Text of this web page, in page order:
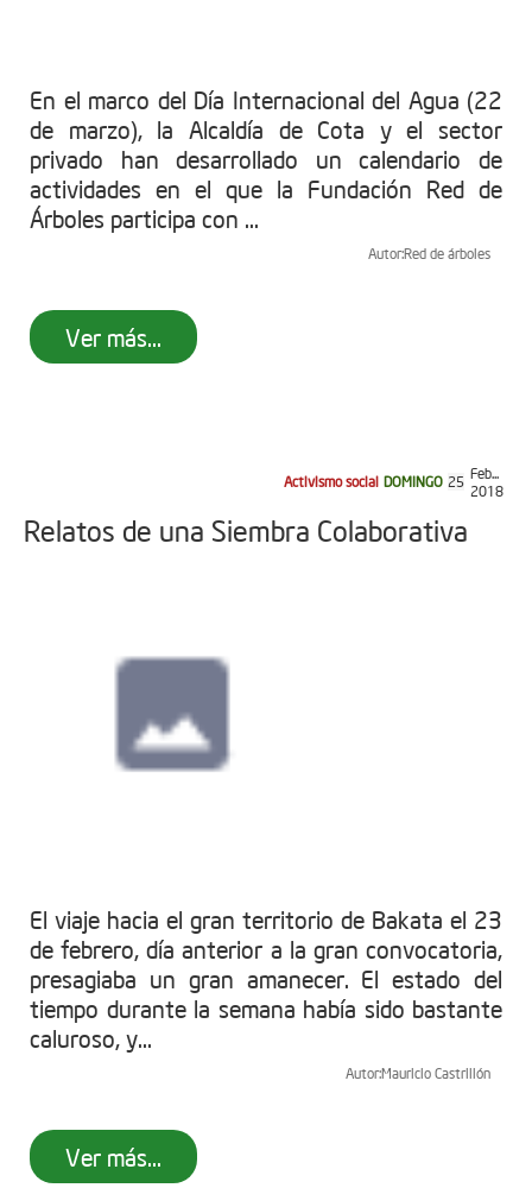
En el marco del Día Internacional del Agua (22
de marzo), la Alcaldía de Cota y el sector
privado han desarrollado un calendario de
actividades en el que la Fundación Red de
Árboles participa con ...
Autor:Red de árboles
Ver más...
Activismo social DOMINGO 25 Feb...
2018
Relatos de una Siembra Colaborativa
El viaje hacia el gran territorio de Bakata el 23
de febrero, día anterior a la gran convocatoria,
presagiaba un gran amanecer. El estado del
tiempo durante la semana había sido bastante
caluroso, y...
Autor:Mauricio Castrillón
Ver más...